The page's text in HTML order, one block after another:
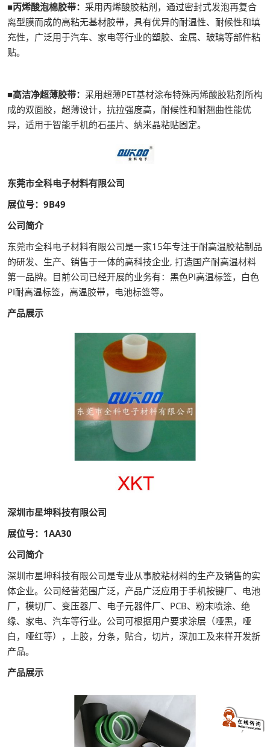
■丙烯酸泡棉胶带： 采用丙烯酸胶粘剂，通过密封式发泡再复合
离型膜而成的高粘无基材胶带，具有优异的耐温性、耐候性和填
充性，广泛用于汽车、家电等行业的塑胶、金属、玻璃等部件粘
贴。
■高洁净超薄胶带： 采用超薄PET基材涂布特殊丙烯酸胶粘剂所构
成的双面胶，超薄设计，抗拉强度高，耐候性和耐翘曲性能优
异，适用于智能手机的石墨片、纳米晶粘贴固定。
东莞市全科电子材料有限公司
展位号：9B49
公司简介
东莞市全科电子材料有限公司是一家15年专注于耐高温胶粘制品
的研发、生产、销售于一体的高科技企业, 打造国产耐高温材料
第一品牌。目前公司已经开展的业务有：黑色PI高温标签，白色
PI耐高温标签，高温胶带，电池标签等。
产品展示
深圳市星坤科技有限公司
展位号：1AA30
公司简介
深圳市星坤科技有限公司是专业从事胶粘材料的生产及销售的实
体企业。公司经营范围广泛，产品广泛应用于手机按键厂、电池
厂，模切厂、变压器厂、电子元器件厂、PCB、粉末喷涂、绝
缘、家电、汽车等行业。公司可根据用户要求涂层（哑黑，哑
白，哑红等），上胶，分条，贴合，切片，深加工及来样开发新
产品。
产品展示